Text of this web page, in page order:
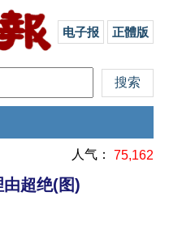
电子报 正體版
人气： 75,162
超绝(图)